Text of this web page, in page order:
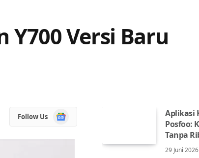
Y700 Versi Baru
Follow Us
Google
News
Aplikasi
Posfoo:
Tanpa
29 Juni 2026